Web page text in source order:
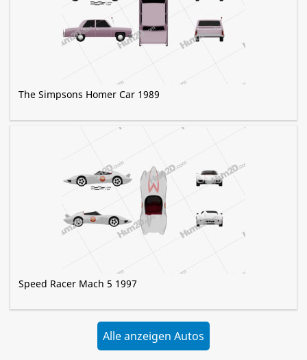
The Simpsons Homer Car 1989
Speed Racer Mach 5 1997
Alle anzeigen Autos